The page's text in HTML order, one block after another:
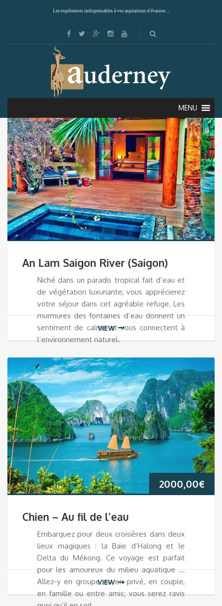
Les expériences indispensables à vos aspirations d'évasion ...
MENU
Showing all 6 results
Default sorting
An Lam Saigon River (Saigon)
Niché dans un paradis tropical fait d’eau et
de végétation luxuriante, vous apprécierez
votre séjour dans cet agréable refuge. Les
murmures des fontaines d’eau donnent un
sentiment de calme et vous connectent à
l’environnement naturel.
VIEW
2000,00€
Chien – Au fil de l’eau
Embarquez pour deux croisières dans deux
lieux magiques : la Baie d’Halong et le
Delta du Mékong. Ce voyage est parfait
pour les amoureux du milieu aquatique …
Allez-y en groupe ou en privé, en couple,
en famille ou entre amis; vous serez ravis
VIEW